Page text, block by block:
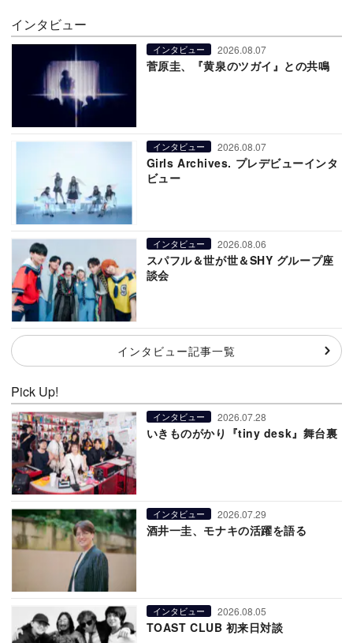
インタビュー
インタビュー 2026.08.07
菅原圭、『黄泉のツガイ』との共鳴
インタビュー 2026.08.07
Girls Archives. プレデビューインタ
ビュー
インタビュー 2026.08.06
スパフル＆世が世＆SHY グループ座
談会
インタビュー記事一覧
Pick Up!
インタビュー 2026.07.28
いきものがかり『tiny desk』舞台裏
インタビュー 2026.07.29
酒井一圭、モナキの活躍を語る
インタビュー 2026.08.05
TOAST CLUB 初来日対談